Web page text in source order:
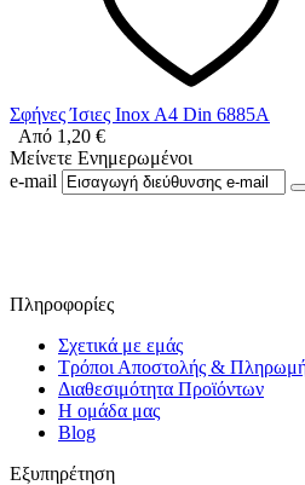
Σφήνες Ίσιες Inox A4 Din 6885A
Από 1,20 €
Μείνετε Ενημερωμένοι
e-mail
Πληροφορίες
Σχετικά με εμάς
Τρόποι Αποστολής &
Διαθεσιμότητα Προϊόντων
Η ομάδα μας
Blog
Εξυπηρέτηση